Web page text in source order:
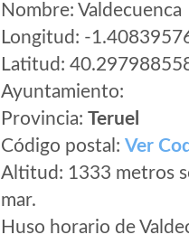
Nombre: Valdecuenca
Longitud: -
Latitud:
Ayuntamiento:
Provincia: Teruel
Código postal: Ver
Altitud: 1333 metros
mar.
Huso horario de